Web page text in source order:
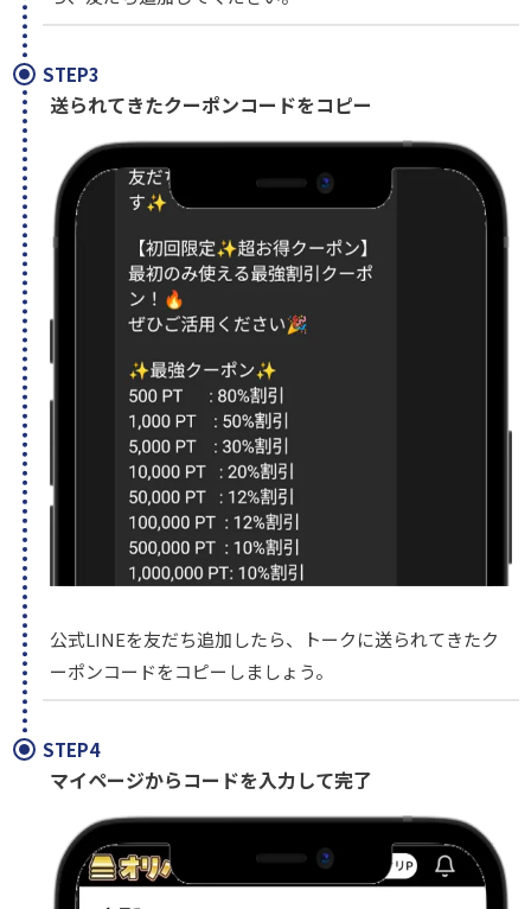
STEP3
送られてきたクーポンコードをコピー
公式LINEを友だち追加したら、トークに送られてきたク
ーポンコードをコピーしましょう。
STEP4
マイページからコードを入力して完了